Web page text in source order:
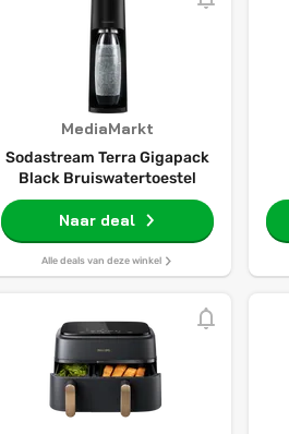
MediaMarkt
Sodastream Terra Gigapack
Black Bruiswatertoestel
Naar deal
Alle deals van deze winkel